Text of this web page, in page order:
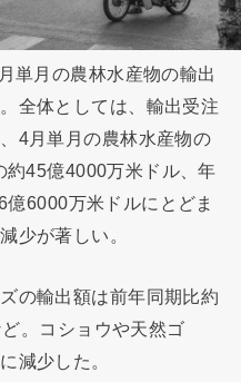
単月の農林水産物の輸出
全体としては、輸出受注
4月単月の農林水産物の
約45億4000万米ドル、年
6000万米ドルにとどま
少が著しい。
の輸出額は前年同期比約
。コショウや天然ゴ
減少した。